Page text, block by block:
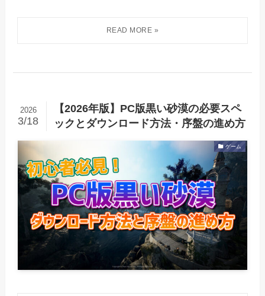
【2026年版】PC版黒い砂漠の必要スペ
ックとダウンロード方法・序盤の進め方
2026
3/18
ゲーム